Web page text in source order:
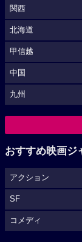
関西
北海道
甲信越
中国
九州
おすすめ映画ジ
アクション
SF
コメディ